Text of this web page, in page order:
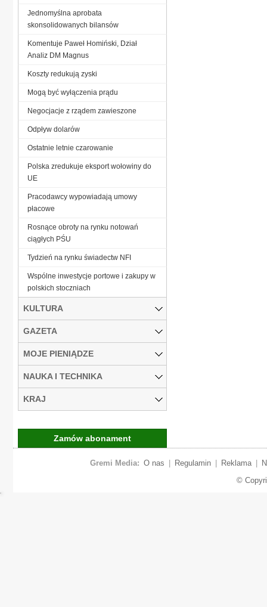
Jednomyślna aprobata
skonsolidowanych bilansów
Komentuje Paweł Homiński, Dział
Analiz DM Magnus
Koszty redukują zyski
Mogą być wyłączenia prądu
Negocjacje z rządem zawieszone
Odpływ dolarów
Ostatnie letnie czarowanie
Polska zredukuje eksport wołowiny do
UE
Pracodawcy wypowiadają umowy
płacowe
Rosnące obroty na rynku notowań
ciągłych PŚU
Tydzień na rynku świadectw NFI
Wspólne inwestycje portowe i zakupy w
polskich stoczniach
KULTURA
GAZETA
MOJE PIENIĄDZE
NAUKA I TECHNIKA
KRAJ
Zamów abonament
Gremi Media: O nas Regulamin Reklama
©